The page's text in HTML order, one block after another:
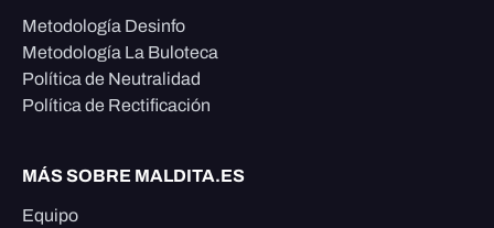
Metodología Desinfo
Metodología La Buloteca
Política de Neutralidad
Política de Rectificación
MÁS SOBRE MALDITA.ES
Equipo